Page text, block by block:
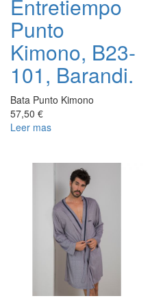
Entretiempo
Punto
Kimono, B23-
101, Barandi.
Bata Punto Kimono
57,50 €
Leer mas